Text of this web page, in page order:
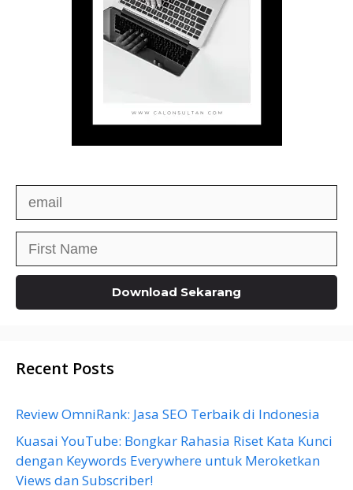
Recent Posts
Review OmniRank: Jasa SEO Terbaik di Indonesia
Kuasai YouTube: Bongkar Rahasia Riset Kata Kunci
dengan Keywords Everywhere untuk Meroketkan
Views dan Subscriber!